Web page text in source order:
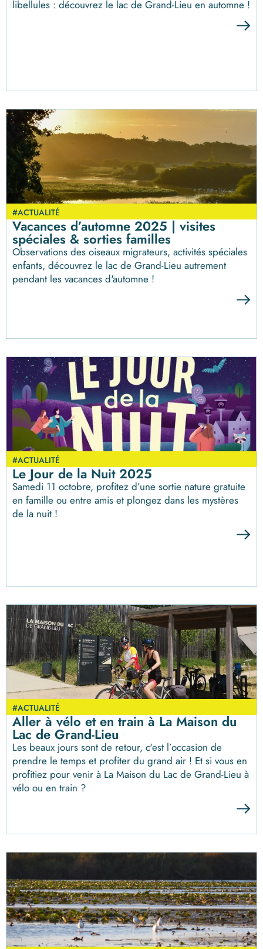
libellules : découvrez le lac de Grand-Lieu en automne !
#ACTUALITÉ
Vacances d’automne 2025 | visites
spéciales & sorties familles
Observations des oiseaux migrateurs, activités spéciales
enfants, découvrez le lac de Grand-Lieu autrement
pendant les vacances d'automne !
#ACTUALITÉ
Le Jour de la Nuit 2025
Samedi 11 octobre, profitez d’une sortie nature gratuite
en famille ou entre amis et plongez dans les mystères
de la nuit !
#ACTUALITÉ
Aller à vélo et en train à La Maison du
Lac de Grand-Lieu
Les beaux jours sont de retour, c'est l’occasion de
prendre le temps et profiter du grand air ! Et si vous en
profitiez pour venir à La Maison du Lac de Grand-Lieu à
vélo ou en train ?